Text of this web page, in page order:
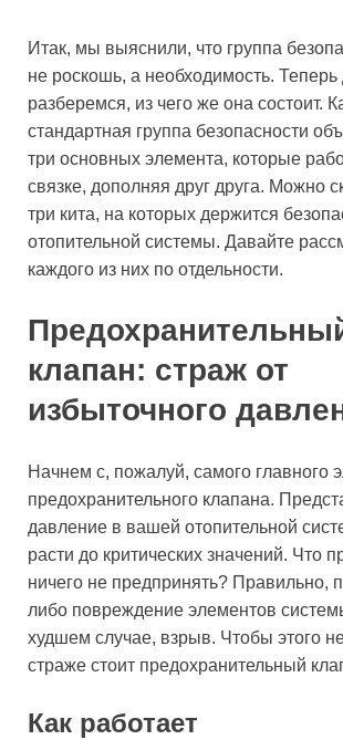
Итак, мы выяснили, что группа
не роскошь, а необходимость. Теперь
разберемся, из чего же она состоит.
стандартная группа безопасности
три основных элемента, которые
связке, дополняя друг друга. Можно
три кита, на которых держится
отопительной системы. Давайте
каждого из них по отдельности.
клапан: страж от
избыточного
Начнем с, пожалуй, самого главного
предохранительного клапана.
давление в вашей отопительной
расти до критических значений. Что
ничего не предпринять? Правильно,
либо повреждение элементов
худшем случае, взрыв. Чтобы этого
страже стоит предохранительный
Как работает